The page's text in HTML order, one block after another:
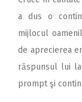
a dus o
mijlocul
de aprecierea
răspunsul lui
prompt şi